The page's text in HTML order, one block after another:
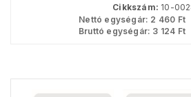
Cikkszám: 10-
Nettó egységár: 2 460 Ft
Bruttó egységár: 3 124 Ft